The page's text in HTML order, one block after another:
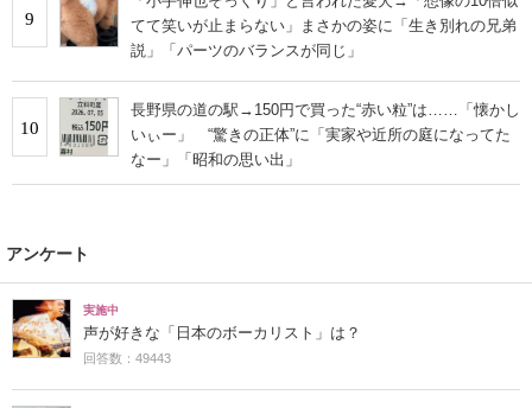
9
てて笑いが止まらない」まさかの姿に「生き別れの兄弟
説」「パーツのバランスが同じ」
10
長野県の道の駅→150円で買った“赤い粒”は……「懐かし
いぃー」 “驚きの正体”に「実家や近所の庭になってた
なー」「昭和の思い出」
アンケート
実施中
声が好きな「日本のボーカリスト」は？
回答数：49443